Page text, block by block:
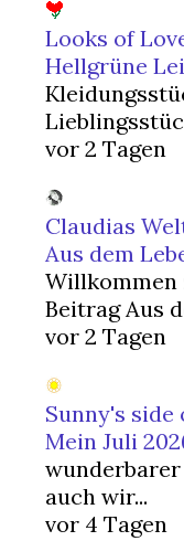
Looks of
Hellgrüne
vor 2 Tagen
Claudias
Aus dem
Willkommen
Beitrag Aus
vor 2 Tagen
Sunny's side
Mein Juli
wunderbarer
auch wir...
vor 4 Tagen